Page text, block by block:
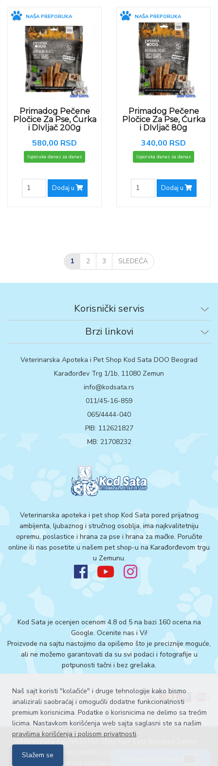
Naš sajt koristi "kolačiće" i druge tehnologije kako bismo
analizirali saobraćaj i omogućili dodatne funkcionalnosti
premium korisnicima. Podatke o korisnicima ne delimo sa trećim
licima. Nastavkom korišćenja web sajta saglasni ste sa našim
pravilima korišćenja i polisom privatnosti.
Slažem se
NAŠA PREPORUKA
Primadog Pečene
Pločice Za Pse, Ćurka
i DIvljač 200g
580,00 RSD
Isporuka danas za danas
Dodaj u
NAŠA PREPORUKA
Primadog Pečene
Pločice Za Pse, Ćurka
i DIvljač 80g
340,00 RSD
Isporuka danas za danas
Dodaj u
1 2 3 SLEDEĆA
Korisnički servis
Brzi linkovi
Veterinarska Apoteka i Pet Shop Kod Sata DOO Beograd
Karađorđev Trg 1/1b, 11080 Zemun
info@kodsata.rs
011/45-16-859
065/4444-040
PIB: 112621827
MB: 21708232
Veterinarska apoteka i pet shop Kod Sata pored prijatnog
ambijenta, ljubaznog i stručnog osoblja, ima najkvalitetniju
opremu, poslastice i hrana za pse i hrana za mačke. Poručite
online ili nas posetite u našem pet shop-u na Karađorđevom trgu
u Zemunu.
Kod Sata je ocenjen ocenom 4.8 od 5 na bazi 160 ocena na
Google.Ocenite nas i Vi!
Proizvode na sajtu nastojimo da opišemo što je preciznije moguće,
ali ne možemo garantovati da su svi podaci i fotografije u
potpunosti tačni i bez grešaka.
Acana hrana za pse i mačke, Orijen hrana za pse i mačke ©. Sva